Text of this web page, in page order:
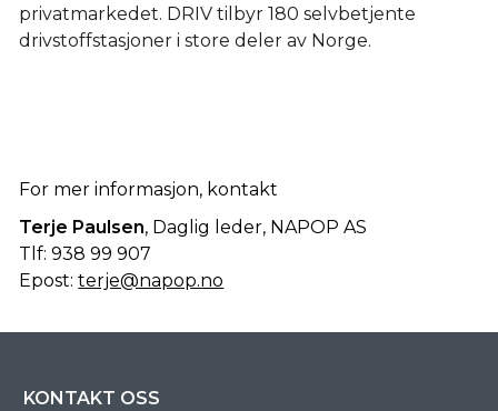
privatmarkedet. DRIV tilbyr 180 selvbetjente
drivstoffstasjoner i store deler av Norge.
For mer informasjon, kontakt
Terje Paulsen, Daglig leder, NAPOP AS
Tlf: 938 99 907
Epost:terje@napop.no
KONTAKT OSS